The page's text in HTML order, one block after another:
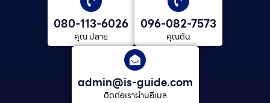
080-113-6026
คุณ ปลาย
096-082-7573
คุณต้น
admin@is-guide.com
ติดต่อเราผ่านอีเมล